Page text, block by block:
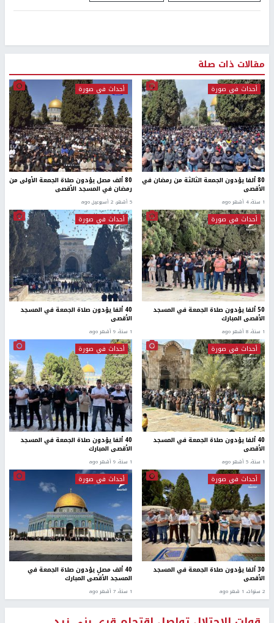
مقالات ذات صلة
أحداث في صورة
80 ألفا يؤدون الجمعة الثالثة من رمضان في
الأقصى
1 سنة، 4 أشهر ago
أحداث في صورة
80 ألف مصل يؤدون صلاة الجمعة الأولى من
رمضان في المسجد الأقصى
5 أشهر، 2 أسبوعين ago
أحداث في صورة
50 ألفا يؤدون صلاة الجمعة في المسجد
الأقصى المبارك
1 سنة، 8 أشهر ago
أحداث في صورة
40 ألفا يؤدون صلاة الجمعة في المسجد
الأقصى
1 سنة، 9 أشهر ago
أحداث في صورة
40 ألفا يؤدون صلاة الجمعة في المسجد
الأقصى
1 سنة، 5 أشهر ago
أحداث في صورة
40 ألفا يؤدون صلاة الجمعة في المسجد
الأقصى المبارك
1 سنة، 9 أشهر ago
أحداث في صورة
30 ألفا يؤدون صلاة الجمعة في المسجد
الأقصى
2 سنوات، 1 شهر ago
أحداث في صورة
40 ألف مصلٍ يؤدون صلاة الجمعة في
المسجد الأقصى المبارك
1 سنة، 7 أشهر ago